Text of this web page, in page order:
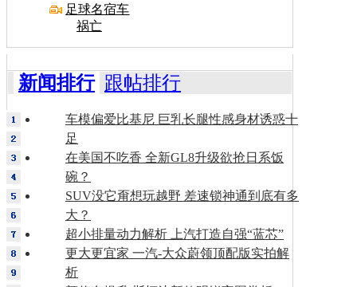
足球名宿车
祸亡
新闻排行 跟帖排行
车模偏爱比基尼 巨乳长腿性感身材诱惑十
足
在美国不吃香 全新GL8升级欲抢日系饭
碗？
SUV没它甭想玩越野 差速锁神通到底有多
大？
超小排量动力解析 上汽打造自强“蓝芯”
更大更宜家 一汽-大众蔚领顶配版实拍解
析